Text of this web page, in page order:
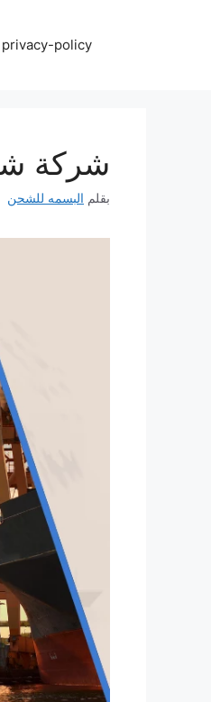
privacy-policy
شركة شحن
بقلم البسمه للشحن